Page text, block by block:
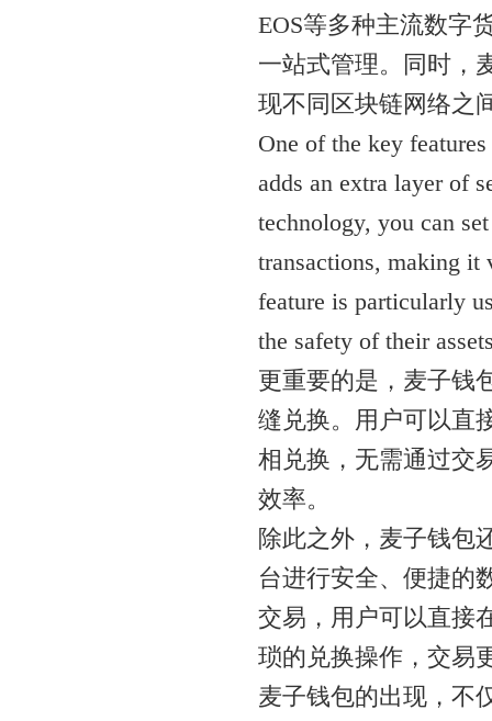
EOS等多种主流数字
一站式管理。同时，
现不同区块链网络之
One of the key
adds an extra layer of
technology, you can
transactions, making it
feature is particularly
the safety of their
更重要的是，麦子钱
缝兑换。用户可以直
相兑换，无需通过交
效率。
除此之外，麦子钱包
台进行安全、便捷的
交易，用户可以直接
琐的兑换操作，交易
麦子钱包的出现，不